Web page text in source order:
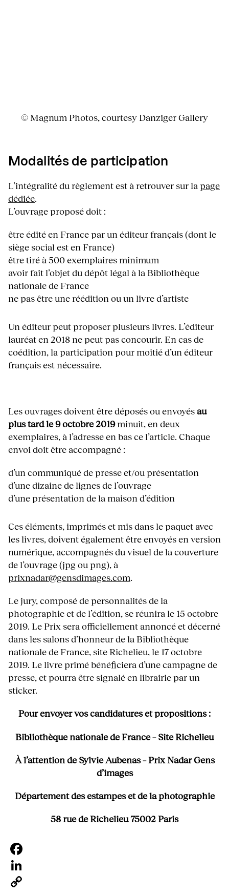
© Magnum Photos, courtesy Danziger Gallery
Modalités de participation
L’intégralité du règlement est à retrouver sur la page
dédiée.
L’ouvrage proposé doit :
être édité en France par un éditeur français (dont le
siège social est en France)
être tiré à 500 exemplaires minimum
avoir fait l’objet du dépôt légal à la Bibliothèque
nationale de France
ne pas être une réédition ou un livre d’artiste
Un éditeur peut proposer plusieurs livres. L’éditeur
lauréat en 2018 ne peut pas concourir. En cas de
coédition, la participation pour moitié d’un éditeur
français est nécessaire.
Les ouvrages doivent être déposés ou envoyés au
plus tard le 9 octobre 2019minuit, en deux
exemplaires, à l’adresse en bas ce l’article. Chaque
envoi doit être accompagné :
d’un communiqué de presse et/ou présentation
d’une dizaine de lignes de l’ouvrage
d’une présentation de la maison d’édition
Ces éléments, imprimés et mis dans le paquet avec
les livres, doivent également être envoyés en version
numérique, accompagnés du visuel de la couverture
de l’ouvrage (jpg ou png), à
prixnadar@gensdimages.com.
Le jury, composé de personnalités de la
photographie et de l’édition, se réunira le 15 octobre
2019. Le Prix sera officiellement annoncé et décerné
dans les salons d’honneur de la Bibliothèque
nationale de France, site Richelieu, le 17 octobre
2019. Le livre primé bénéficiera d’une campagne de
presse, et pourra être signalé en librairie par un
sticker.
Pour envoyer vos candidatures et propositions :
Bibliothèque nationale de France – Site Richelieu
À l’attention de Sylvie Aubenas – Prix Nadar Gens
d’images
Département des estampes et de la photographie
58 rue de Richelieu 75002 Paris
Facebook
LinkedIn